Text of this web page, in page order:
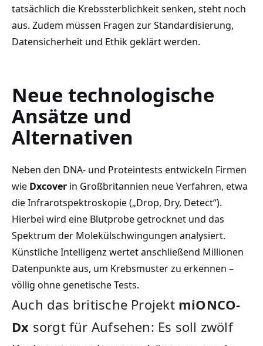
tatsächlich die Krebssterblichkeit senken, steht noch
aus. Zudem müssen Fragen zur Standardisierung,
Datensicherheit und Ethik geklärt werden.
Neue technologische
Ansätze und
Alternativen
Neben den DNA- und Proteintests entwickeln Firmen
wie Dxcover in Großbritannien neue Verfahren, etwa
die Infrarotspektroskopie („Drop, Dry, Detect“).
Hierbei wird eine Blutprobe getrocknet und das
Spektrum der Molekülschwingungen analysiert.
Künstliche Intelligenz wertet anschließend Millionen
Datenpunkte aus, um Krebsmuster zu erkennen –
völlig ohne genetische Tests.
Auch das britische Projekt miONCO-
Dx sorgt für Aufsehen: Es soll zwölf